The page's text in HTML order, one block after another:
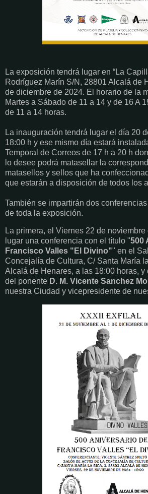
La exposición tendrá lugar en “La
Rodríguez Marín S/N, 28801 Alcalá de
de diciembre de 2024. El horario de la
Martes a Sábado de 11 a 14 y de 16 A
de 11 a 14 horas.
La inauguración tendrá lugar el día 20
18:00 h y ese mismo día estará
Temporal de Correos de 17 h a 20 h
lo desee podrá matasellar la
matasellos y sellos que ha
que estarán a disposición de todos los
También se impartirán dos
de toda la exposición.
La primera, el Viernes 22 de
lugar una conferencia con el título "500
Francisco Valles "El Divino"" en el
Concejalía de Cultura, C/ Santa María
Alcalá de Henares, a las 18:00 horas, y
del ponente D. M. Vicente Sanchez
nuestra Ciudad y vicepresidente de